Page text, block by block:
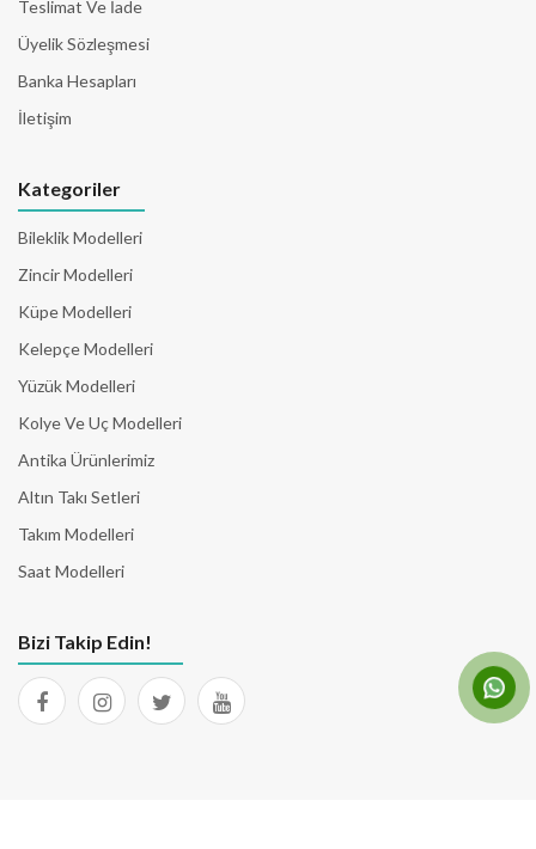
Teslimat Ve İade
Üyelik Sözleşmesi
Banka Hesapları
İletişim
Kategoriler
Bileklik Modelleri
Zincir Modelleri
Küpe Modelleri
Kelepçe Modelleri
Yüzük Modelleri
Kolye Ve Uç Modelleri
Antika Ürünlerimiz
Altın Takı Setleri
Takım Modelleri
Saat Modelleri
Bizi Takip Edin!